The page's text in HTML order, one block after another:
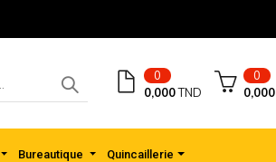
0
0,000TND
0
0,000
Bureautique Quincaillerie